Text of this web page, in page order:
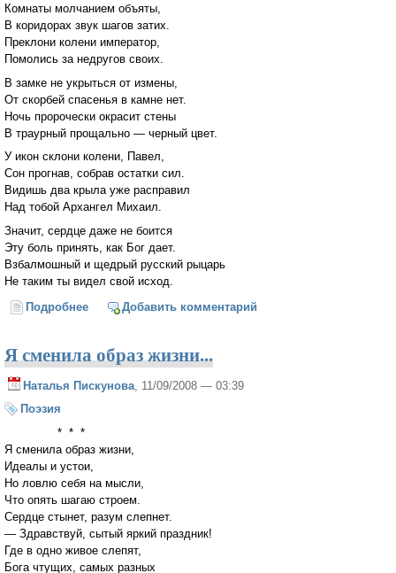
Комнаты молчанием объяты,
В коридорах звук шагов затих.
Преклони колени император,
Помолись за недругов своих.
В замке не укрыться от измены,
От скорбей спасенья в камне нет.
Ночь пророчески окрасит стены
В траурный прощально — черный цвет.
У икон склони колени, Павел,
Сон прогнав, собрав остатки сил.
Видишь два крыла уже расправил
Над тобой Архангел Михаил.
Значит, сердце даже не боится
Эту боль принять, как Бог дает.
Взбалмошный и щедрый русский рыцарь
Не таким ты видел свой исход.
Подробнее о Император Павел Первый
Добавить комментарий
Я сменила образ жизни...
Наталья Пискунова , 11/09/2008 — 03:39
Поэзия
* * *
Я сменила образ жизни,
Идеалы и устои,
Но ловлю себя на мысли,
Что опять шагаю строем.
Сердце стынет, разум слепнет.
— Здравствуй, сытый яркий праздник!
Где в одно живое слепят,
Бога чтущих, самых разных